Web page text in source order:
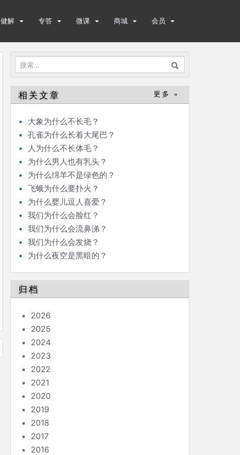
健解 专答 微课 商城 会员
搜
索：
相关文章 更多 »
大象为什么不长毛？
孔雀为什么长着大尾巴？
人为什么不长体毛？
为什么男人也有乳头？
为什么绵羊不是绿色的？
飞蛾为什么要扑火？
为什么婴儿逗人喜爱？
我们为什么会脸红？
我们为什么会流鼻涕？
我们为什么会发烧？
为什么夜空是黑暗的？
归档
2026
2025
2024
2023
2022
2021
2020
2019
2018
2017
2016